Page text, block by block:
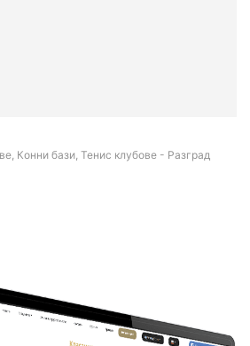
Конни бази, Тенис клубове - Разград